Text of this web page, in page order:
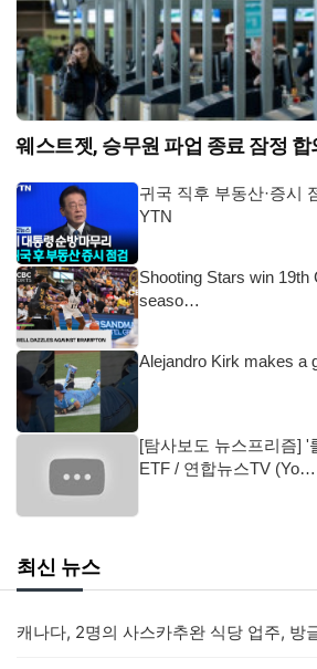
웨스트젯, 승무원 파업 종료 잠정 합
귀국 직후 부동산·증시
YTN
Shooting Stars win 19th
seaso…
Alejandro Kirk makes a
[탐사보도 뉴스프리즘] '
ETF / 연합뉴스TV (Yo…
최신 뉴스